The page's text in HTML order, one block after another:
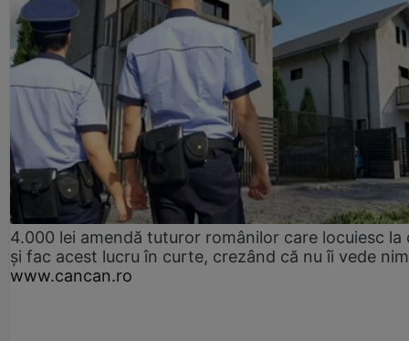
4.000 lei amendă tuturor românilor care locuiesc la
și fac acest lucru în curte, crezând că nu îi vede
www.cancan.ro